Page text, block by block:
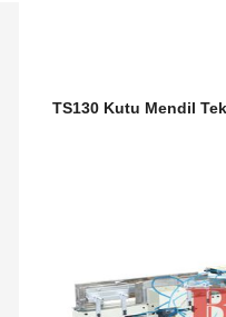
TS130 Kutu Mendil